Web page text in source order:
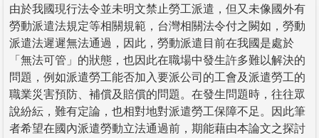
由於我國現行法令並未明文禁止勞工派遣，但又未像國外有
勞動派遣法規定等相關規範，台灣相關法令付之闕如，勞動
派遣法遲遲無法通過，因此，勞動派遣目前在我國是處於
「無法可管」的狀態，也因此在職場中發生許多難以解決的
問題，例如派遣勞工能否加入要派公司的工會及派遣勞工的
職業災害預防、補償及賠償的問題。在發生問題時，往往眾
說紛紜，難有定論，也相對地對派遣勞工保障不足。因此筆
者希望在國內派遣勞動立法通過前，期能藉由本論文之探討